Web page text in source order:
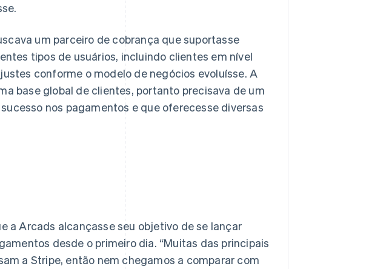
um parceiro de cobrança que suportasse
tipos de usuários, incluindo clientes em nível
conforme o modelo de negócios evoluísse. A
base global de clientes, portanto precisava de um
nos pagamentos e que oferecesse diversas
a Arcads alcançasse seu objetivo de se lançar
desde o primeiro dia. “Muitas das principais
a Stripe, então nem chegamos a comparar com